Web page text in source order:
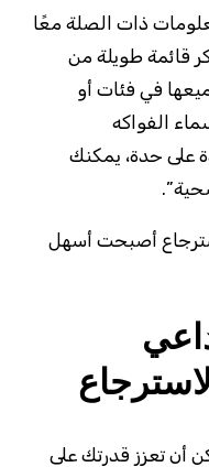
ذات الصلة معًا
قائمة طويلة من
في فئات أو
الفواكه
على حدة، يمكنك
أصبحت أسهل
أن تعزز قدرتك على